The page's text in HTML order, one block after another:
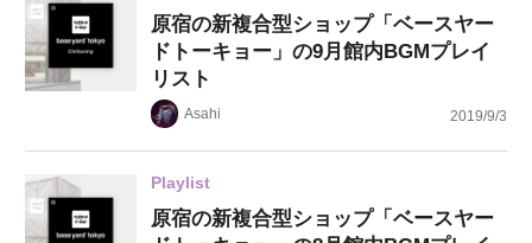
原宿の新複合型ショップ「ベースヤー
ドトーキョー」の9月館内BGMプレイ
リスト
Asahi 2019/9/3
Playlist
原宿の新複合型ショップ「ベースヤー